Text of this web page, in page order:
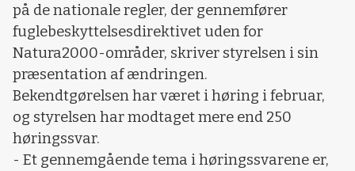
på de nationale regler, der gennemfører
fuglebeskyttelsesdirektivet uden for
Natura2000-områder, skriver styrelsen i sin
præsentation af ændringen.
Bekendtgørelsen har været i høring i februar,
og styrelsen har modtaget mere end 250
høringssvar.
- Et gennemgående tema i høringssvarene er,